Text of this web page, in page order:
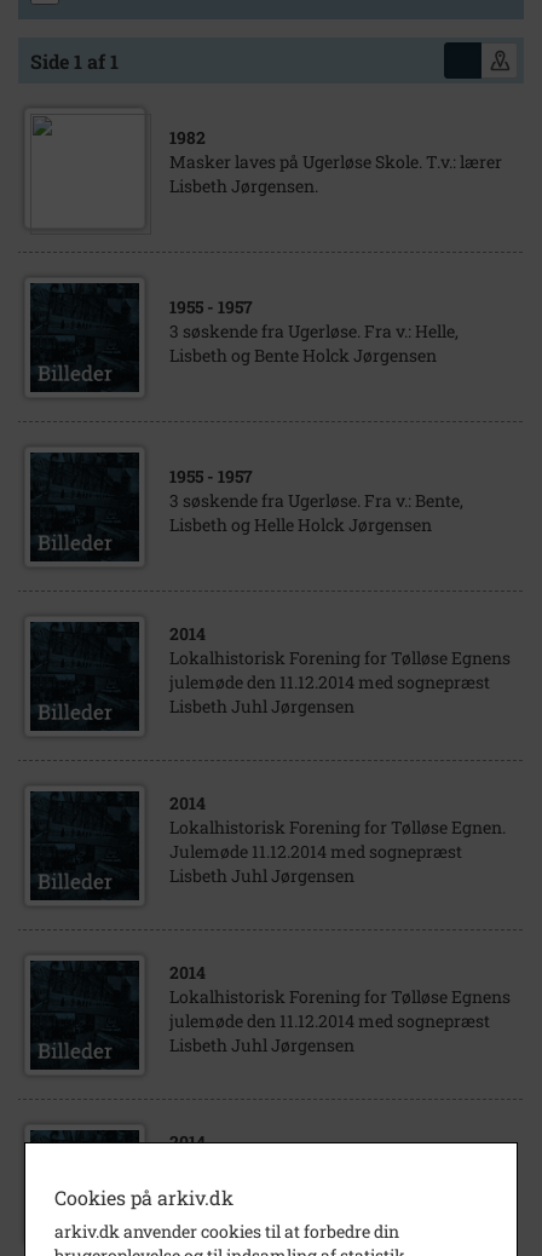
Side 1 af 1
1982
Masker laves på Ugerløse Skole. T.v.: lærer
Lisbeth Jørgensen.
1955 - 1957
3 søskende fra Ugerløse. Fra v.: Helle,
Lisbeth og Bente Holck Jørgensen
1955 - 1957
3 søskende fra Ugerløse. Fra v.: Bente,
Lisbeth og Helle Holck Jørgensen
2014
Lokalhistorisk Forening for Tølløse Egnens
julemøde den 11.12.2014 med sognepræst
Lisbeth Juhl Jørgensen
2014
Lokalhistorisk Forening for Tølløse Egnen.
Julemøde 11.12.2014 med sognepræst
Lisbeth Juhl Jørgensen
2014
Lokalhistorisk Forening for Tølløse Egnens
julemøde den 11.12.2014 med sognepræst
Lisbeth Juhl Jørgensen
2014
Julemøde 11.12.2014 med sognepræst
Lisbeth Juhl Jørgensen
Cookies på arkiv.dk
arkiv.dk anvender cookies til at forbedre din